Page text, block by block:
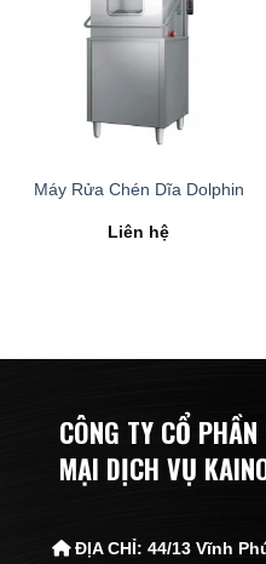
Máy Rửa Chén Dĩa Dolphin
Liên hệ
CÔNG TY CỔ
MẠI DỊCH VỤ
ĐỊA CHỈ:44/13 Vĩnh